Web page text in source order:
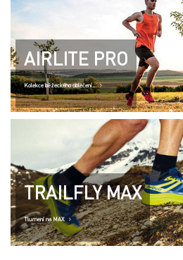
AIRLITE PRO
Kolekce běžeckého oblečení..
TRAILFLY MAX
Tlumení na MAX